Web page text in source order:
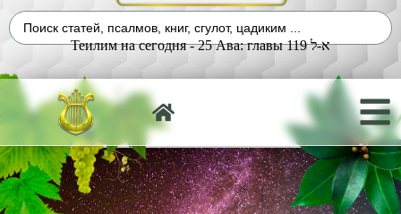
Теилим на сегодня - 25 Ава: главы 119 א-ל